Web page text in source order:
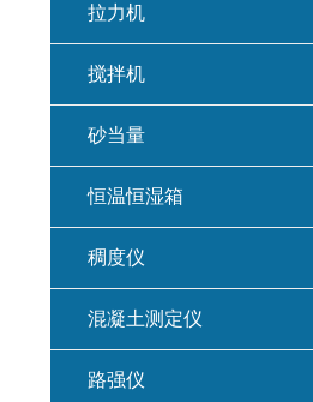
拉力机
搅拌机
砂当量
恒温恒湿箱
稠度仪
混凝土测定仪
路强仪